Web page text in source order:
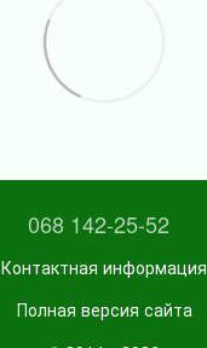
068 142-25-52
Контактная информация
Полная версия сайта